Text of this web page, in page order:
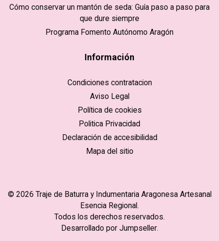
Cómo conservar un mantón de seda: Guía paso a paso para
que dure siempre
Programa Fomento Autónomo Aragón
Información
Condiciones contratacion
Aviso Legal
Política de cookies
Politica Privacidad
Declaración de accesibilidad
Mapa del sitio
© 2026 Traje de Baturra y Indumentaria Aragonesa Artesanal
Esencia Regional.
Todos los derechos reservados.
Desarrollado por Jumpseller.